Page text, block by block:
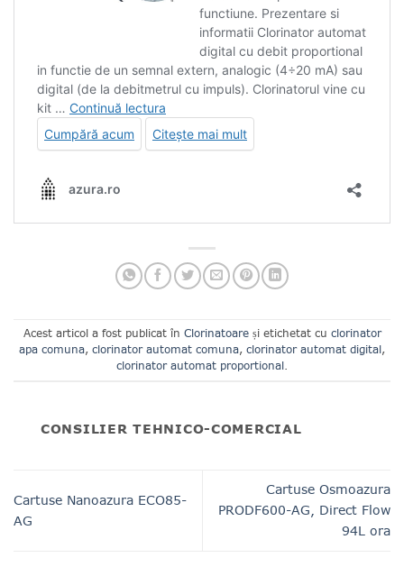
Acest articol a fost publicat în Clorinatoareși etichetat cu clorinator
apa comuna, clorinator automat comuna, clorinator automat digital,
clorinator automat proportional.
CONSILIER TEHNICO-COMERCIAL
Cartuse Nanoazura ECO85-
AG
Cartuse Osmoazura
PRODF600-AG, Direct Flow
94L ora